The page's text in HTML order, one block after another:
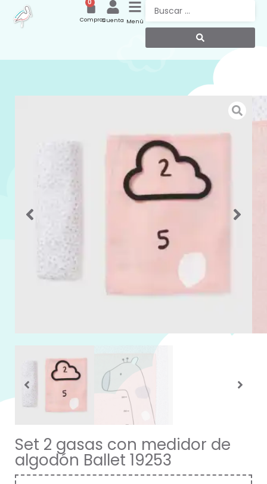
Menú
Cuenta
0
Compras
Set 2 gasas con medidor de
algodón Ballet 19253